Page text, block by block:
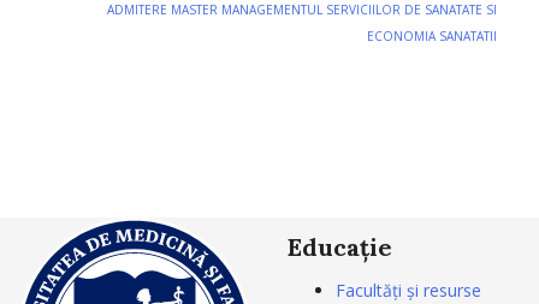
ADMITERE MASTER MANAGEMENTUL SERVICIILOR DE SANATATE SI
ECONOMIA SANATATII
Educație
Facultăți și resurse